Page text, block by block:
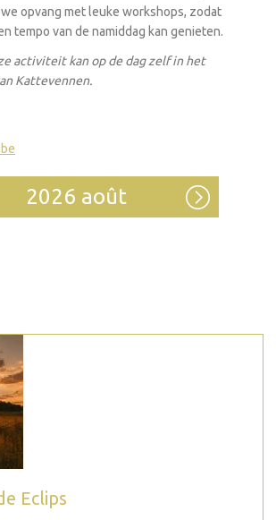
opvang met leuke workshops, zodat
tempo van de namiddag kan genieten.
activiteit kan op de dag zelf in het
Kattevennen.
2026 août
Eclips